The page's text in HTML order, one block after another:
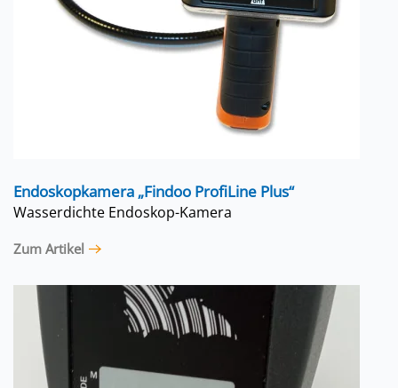
Endoskopkamera „Findoo ProfiLine Plus“
Wasserdichte Endoskop-Kamera
Zum Artikel